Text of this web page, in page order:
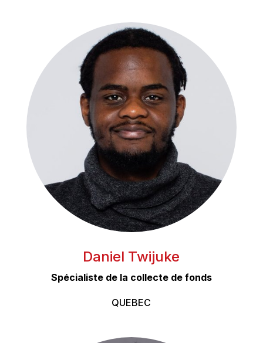
Daniel Twijuke
Spécialiste de la collecte de fonds
QUEBEC